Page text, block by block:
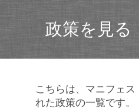
政策を見る
こちらは、マニフェス
れた政策の一覧です。